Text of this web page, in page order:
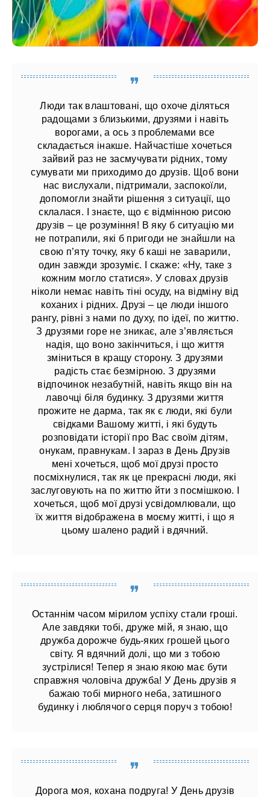
Люди так влаштовані, що охоче діляться
радощами з близькими, друзями і навіть
ворогами, а ось з проблемами все
складається інакше. Найчастіше хочеться
зайвий раз не засмучувати рідних, тому
сумувати ми приходимо до друзів. Щоб вони
нас вислухали, підтримали, заспокоїли,
допомогли знайти рішення з ситуації, що
склалася. І знаєте, що є відмінною рисою
друзів – це розуміння! В яку б ситуацію ми
не потрапили, які б пригоди не знайшли на
свою п’яту точку, яку б каші не заварили,
один завжди зрозуміє. І скаже: «Ну, таке з
кожним могло статися». У словах друзів
ніколи немає навіть тіні осуду, на відміну від
коханих і рідних. Друзі – це люди іншого
рангу, рівні з нами по духу, по ідеї, по життю.
З друзями горе не зникає, але з’являється
надія, що воно закінчиться, і що життя
зміниться в кращу сторону. З друзями
радість стає безмірною. З друзями
відпочинок незабутній, навіть якщо він на
лавочці біля будинку. З друзями життя
прожите не дарма, так як є люди, які були
свідками Вашому житті, і які будуть
розповідати історії про Вас своїм дітям,
онукам, правнукам. І зараз в День Друзів
мені хочеться, щоб мої друзі просто
посміхнулися, так як це прекрасні люди, які
заслуговують на по життю йти з посмішкою. І
хочеться, щоб мої друзі усвідомлювали, що
їх життя відображена в моєму житті, і що я
цьому шалено радий і вдячний.
Останнім часом мірилом успіху стали гроші.
Але завдяки тобі, друже мій, я знаю, що
дружба дорожче будь-яких грошей цього
світу. Я вдячний долі, що ми з тобою
зустрілися! Тепер я знаю якою має бути
справжня чоловіча дружба! У День друзів я
бажаю тобі мирного неба, затишного
будинку і люблячого серця поруч з тобою!
Дорога моя, кохана подруга! У День друзів